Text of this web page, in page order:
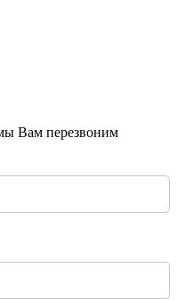
Вам перезвоним